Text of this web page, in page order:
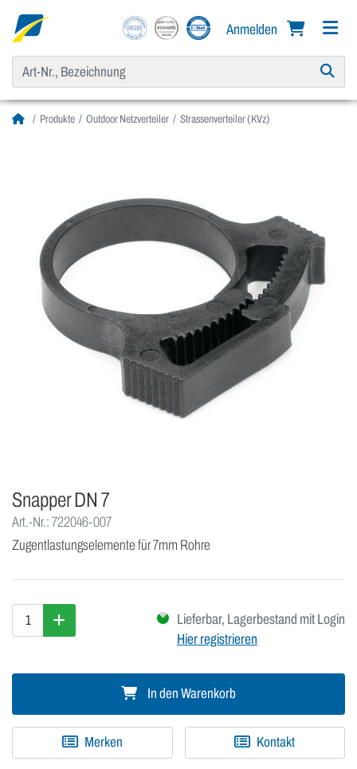
Anmelden
Produkte Outdoor Netzverteiler Strassenverteiler (KVz)
Snapper DN 7
Art.-Nr.: 722046-007
Zugentlastungselemente für 7mm Rohre
Lieferbar, Lagerbestand mit Login
Hier registrieren
In den Warenkorb
Merken Kontakt